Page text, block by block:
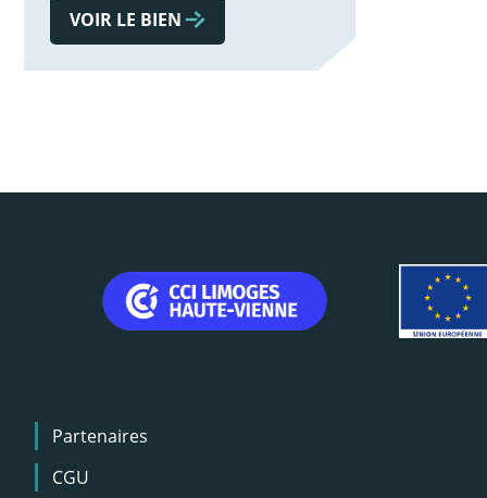
VOIR LE BIEN
Menu
Pied
de
Partenaires
CGU